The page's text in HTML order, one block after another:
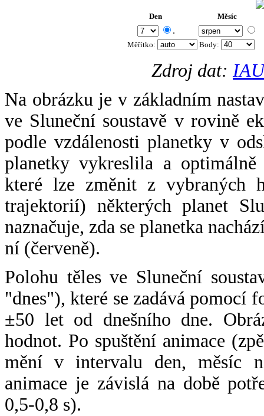
Den Měsíc
.
Měřítko: Body:
Zdroj dat:
Na obrázku je v základním
ve Sluneční soustavě v rovině
podle vzdálenosti planetky v
planetky vykreslila a
které lze změnit z vybraných
trajektorií) některých planet
naznačuje, zda se planetka
ní (červeně).
Polohu těles ve Sluneční
"dnes"), které se zadává pomocí
±50 let od dnešního dne.
hodnot. Po spuštění animace
mění v intervalu den, měsíc
animace je závislá na době
0,5-0,8 s).